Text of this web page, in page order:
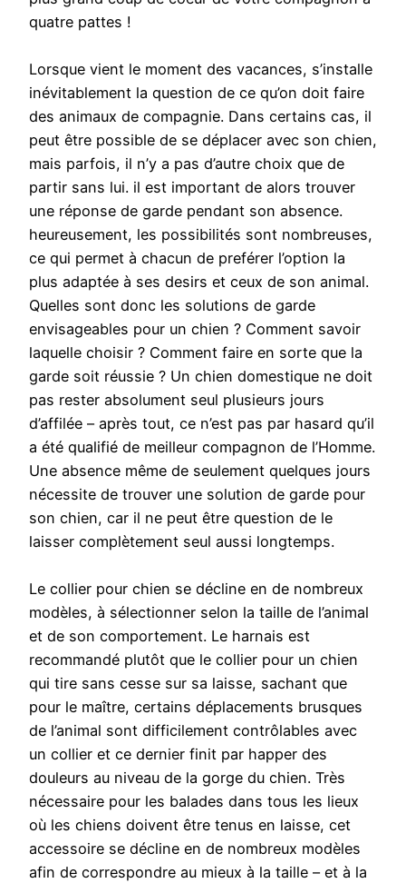
quatre pattes !
Lorsque vient le moment des vacances, s’installe
inévitablement la question de ce qu’on doit faire
des animaux de compagnie. Dans certains cas, il
peut être possible de se déplacer avec son chien,
mais parfois, il n’y a pas d’autre choix que de
partir sans lui. il est important de alors trouver
une réponse de garde pendant son absence.
heureusement, les possibilités sont nombreuses,
ce qui permet à chacun de preférer l’option la
plus adaptée à ses desirs et ceux de son animal.
Quelles sont donc les solutions de garde
envisageables pour un chien ? Comment savoir
laquelle choisir ? Comment faire en sorte que la
garde soit réussie ? Un chien domestique ne doit
pas rester absolument seul plusieurs jours
d’affilée – après tout, ce n’est pas par hasard qu’il
a été qualifié de meilleur compagnon de l’Homme.
Une absence même de seulement quelques jours
nécessite de trouver une solution de garde pour
son chien, car il ne peut être question de le
laisser complètement seul aussi longtemps.
Le collier pour chien se décline en de nombreux
modèles, à sélectionner selon la taille de l’animal
et de son comportement. Le harnais est
recommandé plutôt que le collier pour un chien
qui tire sans cesse sur sa laisse, sachant que
pour le maître, certains déplacements brusques
de l’animal sont difficilement contrôlables avec
un collier et ce dernier finit par happer des
douleurs au niveau de la gorge du chien. Très
nécessaire pour les balades dans tous les lieux
où les chiens doivent être tenus en laisse, cet
accessoire se décline en de nombreux modèles
afin de correspondre au mieux à la taille – et à la